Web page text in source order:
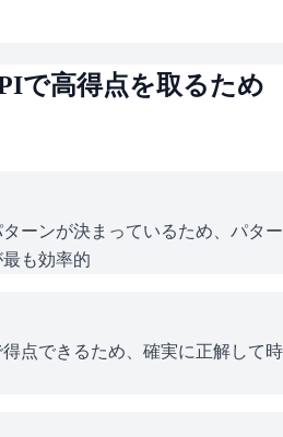
で高得点を取るため
ーンが決まっているため、パター
も効率的
点できるため、確実に正解して時